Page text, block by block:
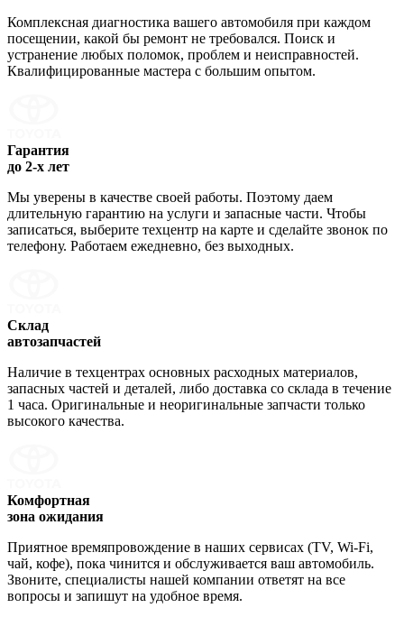
Комплексная диагностика вашего автомобиля при каждом
посещении, какой бы ремонт не требовался. Поиск и
устранение любых поломок, проблем и неисправностей.
Квалифицированные мастера с большим опытом.
Гарантия
до 2-х лет
Мы уверены в качестве своей работы. Поэтому даем
длительную гарантию на услуги и запасные части. Чтобы
записаться, выберите техцентр на карте и сделайте звонок по
телефону. Работаем ежедневно, без выходных.
Склад
автозапчастей
Наличие в техцентрах основных расходных материалов,
запасных частей и деталей, либо доставка со склада в течение
1 часа. Оригинальные и неоригинальные запчасти только
высокого качества.
Комфортная
зона ожидания
Приятное времяпровождение в наших сервисах (TV, Wi-Fi,
чай, кофе), пока чинится и обслуживается ваш автомобиль.
Звоните, специалисты нашей компании ответят на все
вопросы и запишут на удобное время.